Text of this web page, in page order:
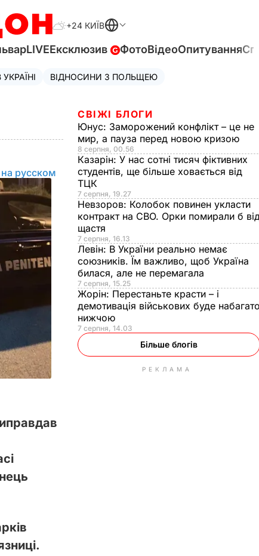
+24 КИЇВ
LIVEЕксклюзив ФотоВідеоОпитування
ВІДНОСИНИ З ПОЛЬЩЕЮ
русском
СВІЖІ БЛОГИ
Юнус: Заморожений конфлікт – це не
мир, а пауза перед новою кризою
8 серпня, 00.56
Казарін: У нас сотні тисяч фіктивних
студентів, ще більше ховається від
ТЦК
7 серпня, 19.27
Невзоров: Колобок повинен укласти
контракт на СВО. Орки помирали б
щастя
7 серпня, 16.13
Левін: В України реально немає
союзників. Їм важливо, щоб Україна
билася, але не перемагала
7 серпня, 15.25
Жорін: Перестаньте красти – і
демотивація військових буде набагато
нижчою
7 серпня, 14.03
Більше блогів
РЕКЛАМА